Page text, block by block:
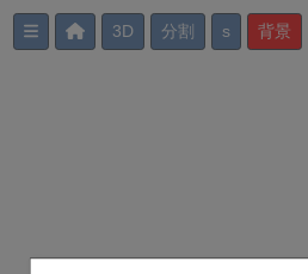
3D 分割 背景